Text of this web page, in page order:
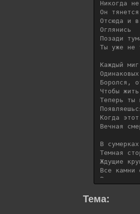
All things
Every
All things
Waking
Each
None
Defied,
And
Now you
Arrive,
As this
Forever
Никогда
Он
Отсюда и в
Оглянись
Позади
Ты уже не
Каждый
Боролся,
Чтобы
Теперь ты
Когда
Вечная
В
Темная
Ждущие
Все камни
Раз уж ты
Твой путь
Тема: